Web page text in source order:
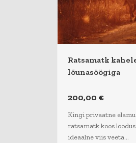
Ratsamatk
lõunasöögiga
200,00 €
Kingi privaatne
ratsamatk koos
ideaalne viis veeta…